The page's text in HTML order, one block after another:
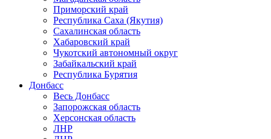
Приморский край
Республика Саха (Якутия)
Сахалинская область
Хабаровский край
Чукотский автономный округ
Забайкальский край
Республика Бурятия
Донбасс
Весь Донбасс
Запорожская область
Херсонская область
ЛНР